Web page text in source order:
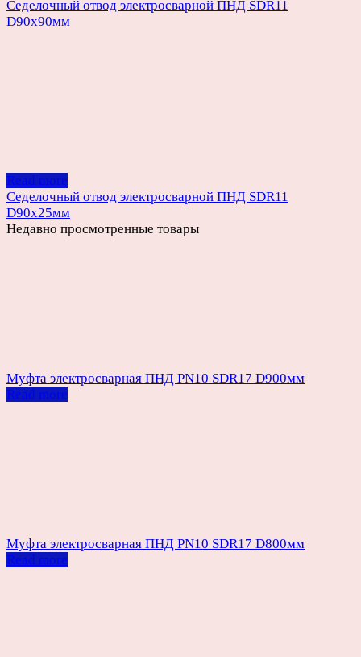
Седелочный отвод электросварной ПНД SDR11
D90х90мм
Read more
Седелочный отвод электросварной ПНД SDR11
D90х25мм
Недавно просмотренные товары
Муфта электросварная ПНД PN10 SDR17 D900мм
Read more
Муфта электросварная ПНД PN10 SDR17 D800мм
Read more